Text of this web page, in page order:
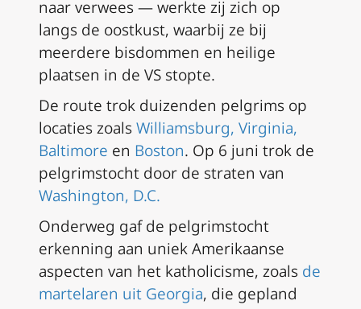
naar verwees — werkte zij zich op
langs de oostkust, waarbij ze bij
meerdere bisdommen en heilige
plaatsen in de VS stopte.
De route trok duizenden pelgrims op
locaties zoals Williamsburg, Virginia,
Baltimore en Boston. Op 6 juni trok de
pelgrimstocht door de straten van
Washington, D.C.
Onderweg gaf de pelgrimstocht
erkenning aan uniek Amerikaanse
aspecten van het katholicisme, zoals de
martelaren uit Georgia, die gepland